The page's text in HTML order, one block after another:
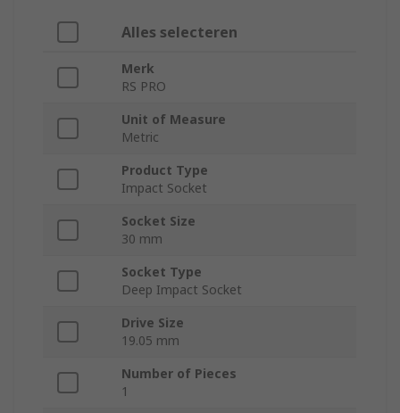
Alles selecteren
Merk
RS PRO
Unit of Measure
Metric
Product Type
Impact Socket
Socket Size
30 mm
Socket Type
Deep Impact Socket
Drive Size
19.05 mm
Number of Pieces
1